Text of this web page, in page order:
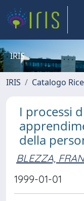
IRIS
IRIS Catalogo
I processi
della
BLEZZA,
1999-01-01